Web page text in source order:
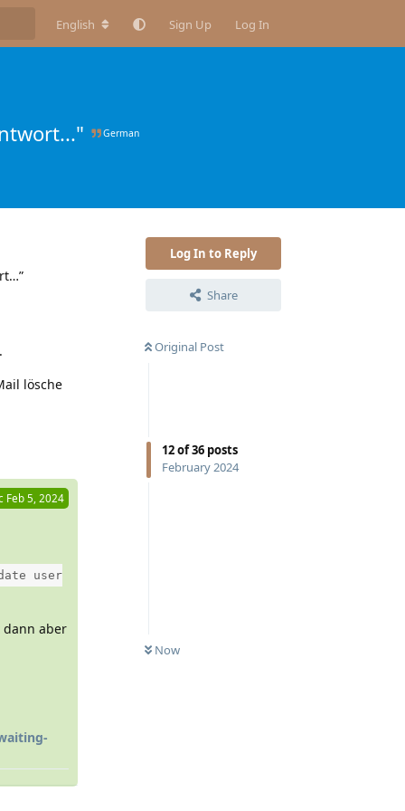
English Sign Up Log In
German
Log In to Reply
Share
Original Post
12of36 posts
February 2024
Now
lösche
Feb 5, 2024
user
dann aber